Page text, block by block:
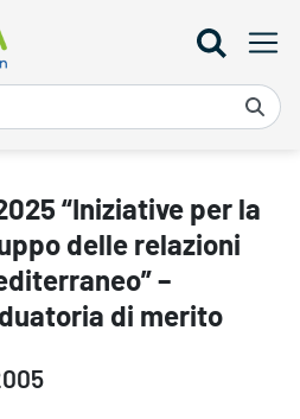
“Iniziative per la
delle relazioni
–
di merito